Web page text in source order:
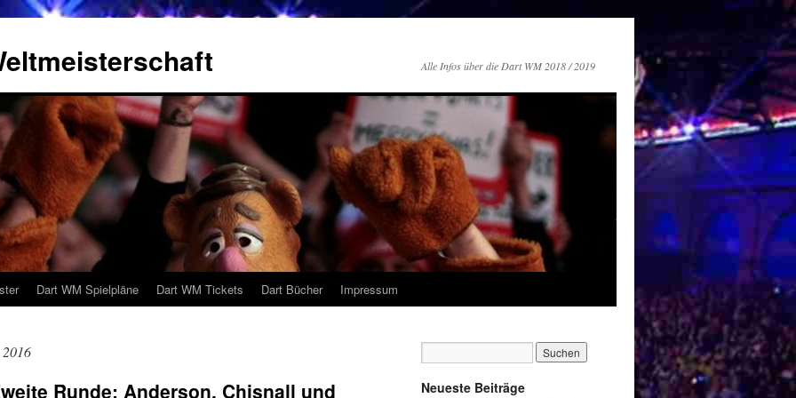
Alle Infos über die Dart WM 2018 / 2019
Dart WM Spielpläne Dart WM Tickets Dart Bücher Impressum
Runde: Anderson, Chisnall und
Neueste Beiträge